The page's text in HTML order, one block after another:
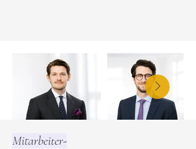
Mitarbeiter-